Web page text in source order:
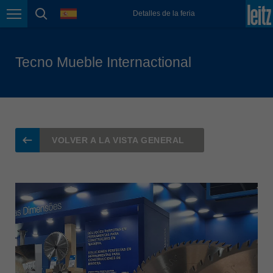
Page navigation
page search
language Detalles de la feria
Nederland
Österreich
deutsch
Polska
polski
Portugal
português
Tecno Mueble Internactional
VOLVER A LA VISTA GENERAL